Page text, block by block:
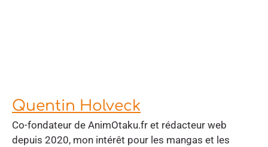
Quentin Holveck
Co-fondateur de AnimOtaku.fr et rédacteur web
depuis 2020, mon intérêt pour les mangas et les